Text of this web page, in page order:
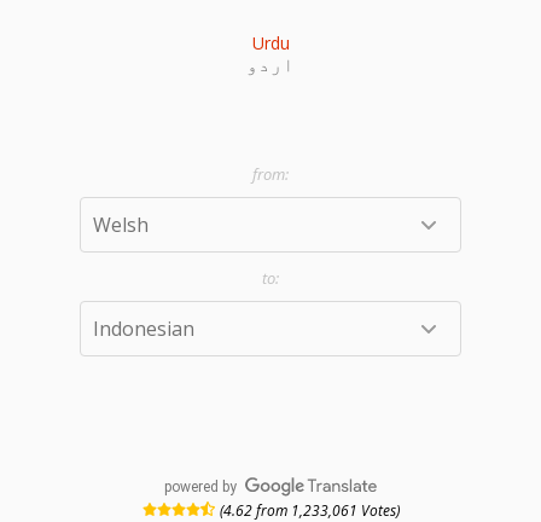
Urdu
اردو
powered by
(4.62 from 1,233,061 Votes)